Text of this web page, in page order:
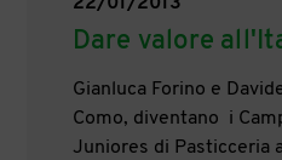
Dare valore
Gianluca Forino e
Como, diventano i
Juniores di Pasticceria